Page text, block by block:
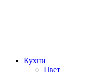
Кухни
Цвет